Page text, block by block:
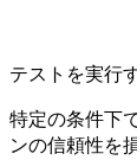
テストを実行
特定の条件下
ンの信頼性を